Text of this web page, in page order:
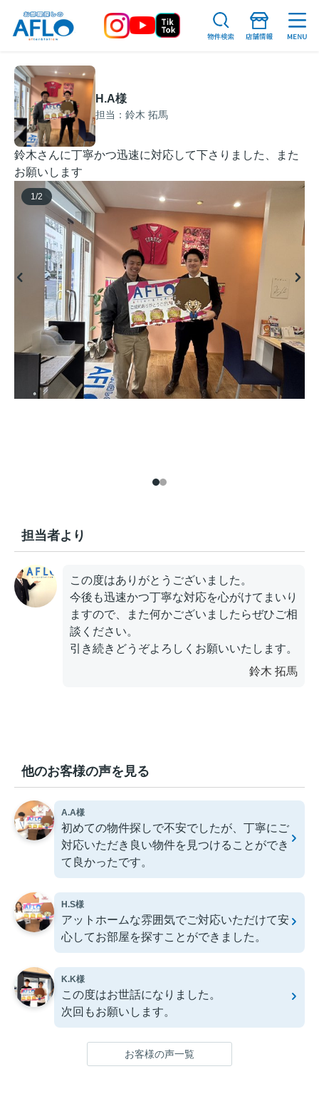
H.A様
担当：鈴木 拓馬
鈴木さんに丁寧かつ迅速に対応して下さりました、また
お願いします
1 /2
担当者より
この度はありがとうございました。
今後も迅速かつ丁寧な対応を心がけてまいり
ますので、また何かございましたらぜひご相
談ください。
引き続きどうぞよろしくお願いいたします。
鈴木 拓馬
他のお客様の声を見る
A.A様
初めての物件探しで不安でしたが、丁寧にご
対応いただき良い物件を見つけることができ
て良かったです。
H.S様
アットホームな雰囲気でご対応いただけて安
心してお部屋を探すことができました。
K.K様
この度はお世話になりました。
次回もお願いします。
お客様の声一覧